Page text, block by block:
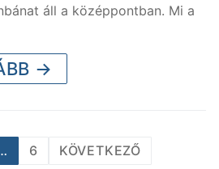
áll a középpontban. Mi a
→
6 KÖVETKEZŐ